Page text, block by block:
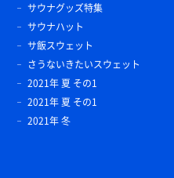
サウナグッズ特集
サウナハット
サ飯スウェット
さうないきたいスウェット
2021年 夏 その1
2021年 夏 その1
2021年 冬